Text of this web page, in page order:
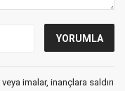
imalar, inançlara saldırı